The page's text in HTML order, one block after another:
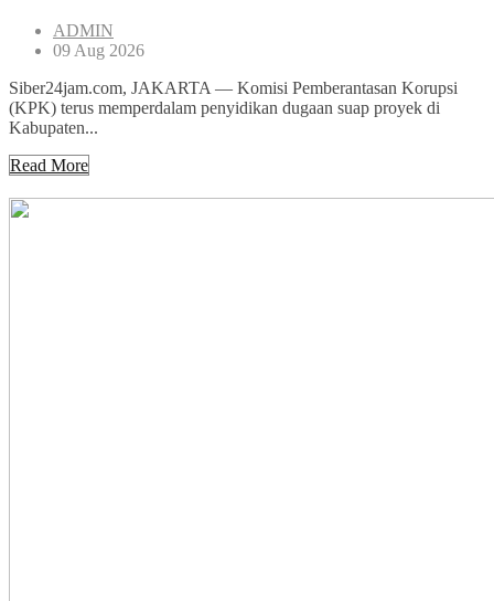
ADMIN
09 Aug 2026
Siber24jam.com, JAKARTA — Komisi Pemberantasan Korupsi
(KPK) terus memperdalam penyidikan dugaan suap proyek di
Kabupaten...
Read More